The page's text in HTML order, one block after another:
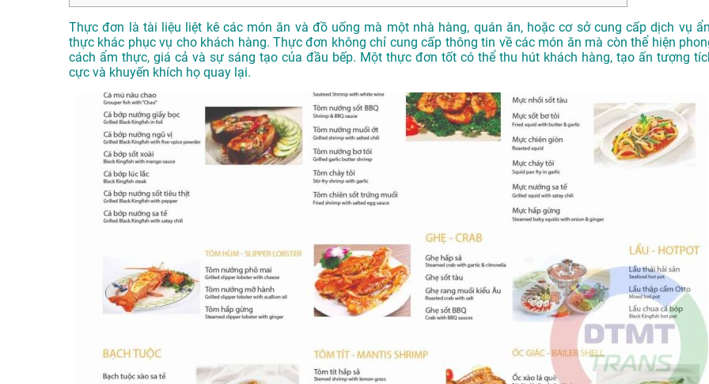
Thực đơn là tài liệu liệt kê các món ăn và đồ uống mà một nhà hàng, quán ăn, hoặc cơ sở cung cấp dịch vụ
thực khác phục vụ cho khách hàng. Thực đơn không chỉ cung cấp thông tin về các món ăn mà còn thể hiện
cách ẩm thực, giá cả và sự sáng tạo của đầu bếp. Một thực đơn tốt có thể thu hút khách hàng, tạo ấn tượng
cực và khuyến khích họ quay lại.